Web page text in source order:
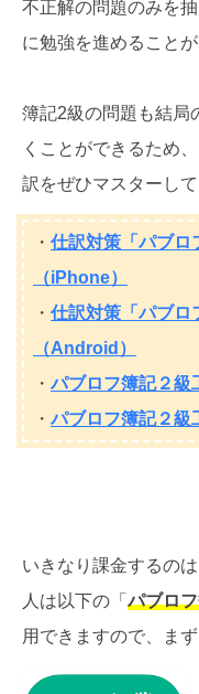
不正解の問題のみを
に勉強を進めることが
簿記2級の問題も結局
くことができるため
訳をぜひマスターして
・ 仕訳対策「パブロ
（iPhone）
・ 仕訳対策「パブロ
（Android）
・パブロフ簿記２級
・パブロフ簿記２級
いきなり課金するの
人は以下の「 パブロ
用できますので、ま